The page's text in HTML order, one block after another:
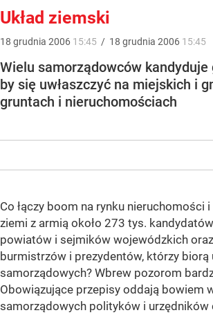
Układ ziemski
18 grudnia 2006 15:45 / 18 grudnia 2006 15:45
Wielu samorządowców kandyduje
by się uwłaszczyć na miejskich i
gruntach i nieruchomościach
Co łączy boom na rynku nieruchomości
ziemi z armią około 273 tys.
powiatów i sejmików wojewódzkich
burmistrzów i prezydentów, którzy biorą
samorządowych? Wbrew pozorom
Obowiązujące przepisy oddają bowiem
samorządowych polityków i urzędników